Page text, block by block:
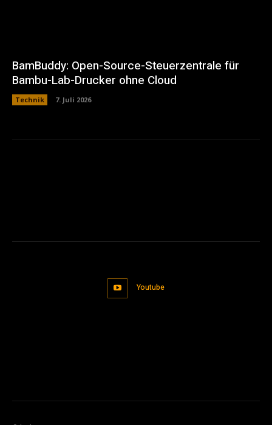
BamBuddy: Open-Source-Steuerzentrale für
Bambu-Lab-Drucker ohne Cloud
Technik 7. Juli 2026
Youtube